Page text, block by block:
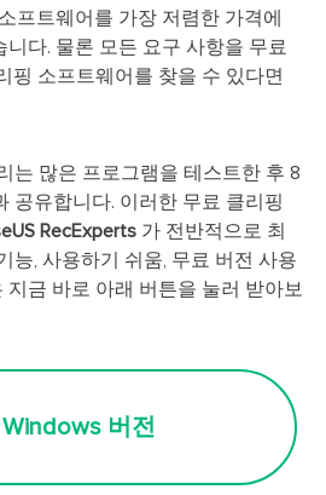
프트웨어를 가장 저렴한 가격에
다. 물론 모든 요구 사항을 무료
핑 소프트웨어를 찾을 수 있다면
는 많은 프로그램을 테스트한 후 8
공유합니다. 이러한 무료 클리핑
RecExperts가 전반적으로 최
능, 사용하기 쉬움, 무료 버전 사용
지금 바로 아래 버튼을 눌러 받아보
Windows 버전